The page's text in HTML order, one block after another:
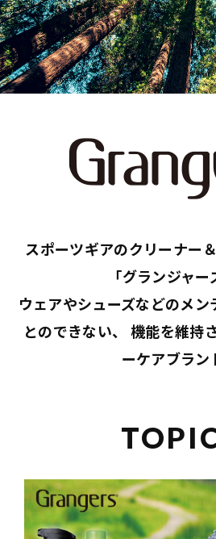
スポーツギアのクリーナー
「グランジャー
ウェアやシューズなどのメ
とのできない、
機能を維持
ーケアブラン